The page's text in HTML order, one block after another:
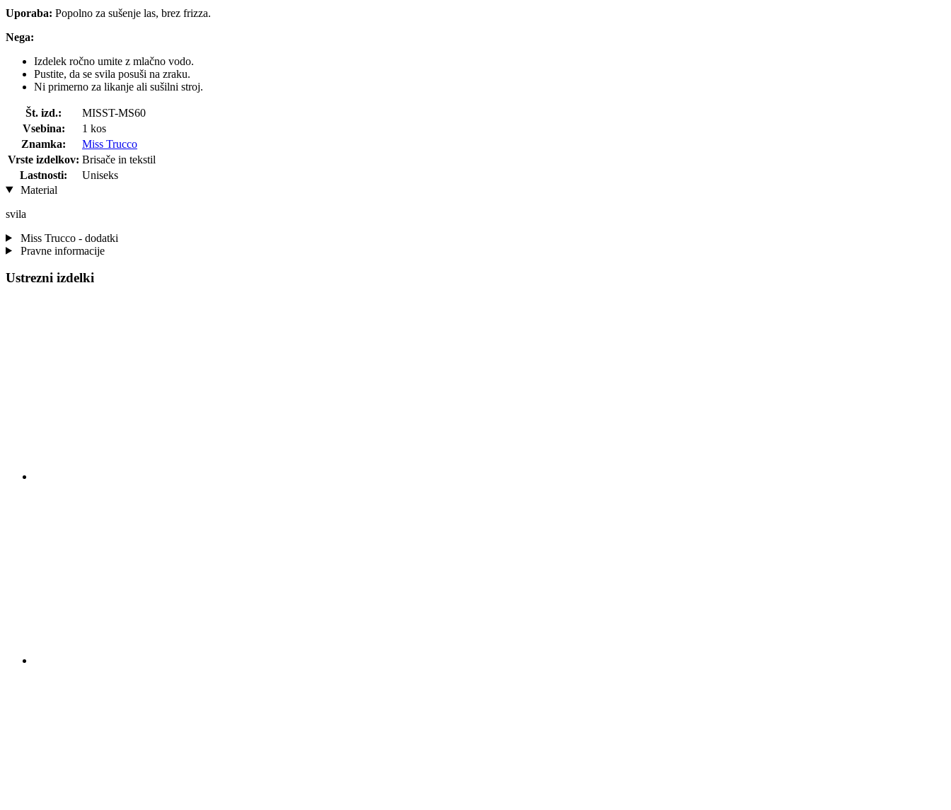
Uporaba: Popolno za sušenje las, brez frizza.
Nega:
Izdelek ročno umite z mlačno vodo.
Pustite, da se svila posuši na zraku.
Ni primerno za likanje ali sušilni stroj.
Št. izd.:
MISST-MS60
Vsebina:
1 kos
Znamka:
Miss Trucco
Vrste izdelkov: Brisače in tekstil
Lastnosti:
Uniseks
Material
svila
Miss Trucco - dodatki
Pravne informacije
Ustrezni izdelki